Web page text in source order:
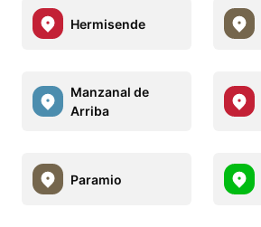
Hermisende
Manzanal de
Arriba
Paramio